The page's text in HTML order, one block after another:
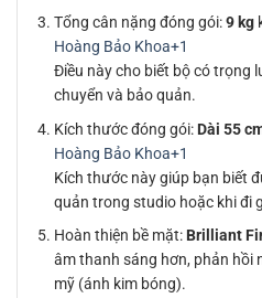
Tổng cân nặng đóng gói:9 kg
Hoàng Bảo Khoa+1
Điều này cho biết bộ có trọng
chuyển và bảo quản.
Kích thước đóng gói: Dài 55
Hoàng Bảo Khoa+1
Kích thước này giúp bạn biết
quản trong studio hoặc khi đi
Hoàn thiện bề mặt: Brilliant
âm thanh sáng hơn, phản hồi
mỹ (ánh kim bóng).